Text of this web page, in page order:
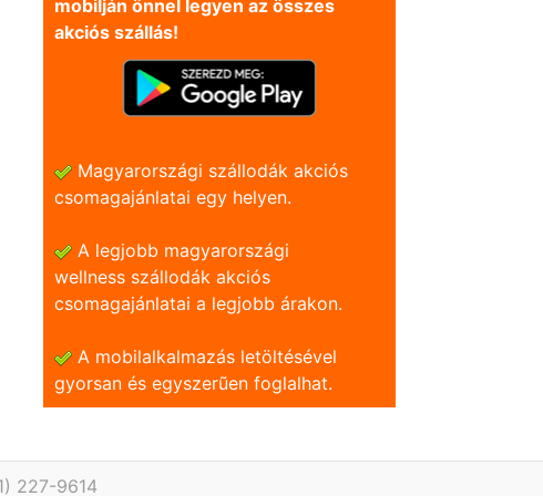
mobilján önnel legyen az összes
akciós szállás!
Magyarországi szállodák akciós
csomagajánlatai egy helyen.
A legjobb magyarországi
wellness szállodák akciós
csomagajánlatai a legjobb árakon.
A mobilalkalmazás letöltésével
gyorsan és egyszerũen foglalhat.
227-9614